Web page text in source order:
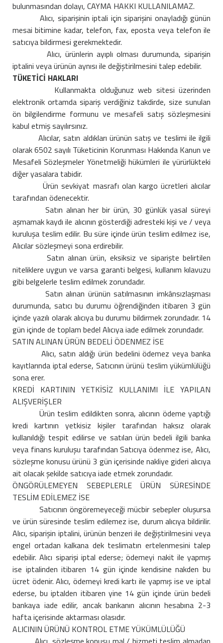
bulunmasından dolayı, CAYMA HAKKI KULLANILAMAZ.
Alıcı, siparişinin iptali için siparişini onayladığı günün
mesai bitimine kadar, telefon, fax, eposta veya telefon ile
satıcıya bildirmesi gerekmektedir.
Alıcı, ürünlerin ayıplı olması durumunda, siparişin
iptalini veya ürünün aynısı ile değiştirilmesini talep edebilir.
TÜKETİCİ HAKLARI
Kullanmakta olduğunuz web sitesi üzerinden
elektronik ortamda sipariş verdiğiniz takdirde, size sunulan
ön bilgilendirme formunu ve mesafeli satış sözleşmesini
kabul etmiş sayılırsınız.
Alıcılar, satın aldıkları ürünün satış ve teslimi ile ilgili
olarak 6502 sayılı Tüketicinin Korunması Hakkında Kanun ve
Mesafeli Sözleşmeler Yönetmeliği hükümleri ile yürürlükteki
diğer yasalara tabidir.
Ürün sevkiyat masrafı olan kargo ücretleri alıcılar
tarafından ödenecektir.
Satın alınan her bir ürün, 30 günlük yasal süreyi
aşmamak kaydı ile alıcının gösterdiği adresteki kişi ve / veya
kuruluşa teslim edilir. Bu süre içinde ürün teslim edilmez ise,
Alıcılar sözleşmeyi sona erdirebilir.
Satın alınan ürün, eksiksiz ve siparişte belirtilen
niteliklere uygun ve varsa garanti belgesi, kullanım kılavuzu
gibi belgelerle teslim edilmek zorundadır.
Satın alınan ürünün satılmasının imkânsızlaşması
durumunda, satıcı bu durumu öğrendiğinden itibaren 3 gün
içinde yazılı olarak alıcıya bu durumu bildirmek zorundadır. 14
gün içinde de toplam bedel Alıcıya iade edilmek zorundadır.
SATIN ALINAN ÜRÜN BEDELİ ÖDENMEZ İSE
Alıcı, satın aldığı ürün bedelini ödemez veya banka
kayıtlarında iptal ederse, Satıcının ürünü teslim yükümlülüğü
sona erer.
KREDİ KARTININ YETKİSİZ KULLANIMI İLE YAPILAN
ALIŞVERİŞLER
Ürün teslim edildikten sonra, alıcının ödeme yaptığı
kredi kartının yetkisiz kişiler tarafından haksız olarak
kullanıldığı tespit edilirse ve satılan ürün bedeli ilgili banka
veya finans kuruluşu tarafından Satıcıya ödenmez ise, Alıcı,
sözleşme konusu ürünü 3 gün içerisinde nakliye gideri alıcıya
ait olacak şekilde satıcıya iade etmek zorundadır.
ÖNGÖRÜLEMEYEN SEBEPLERLE ÜRÜN SÜRESİNDE
TESLİM EDİLEMEZ İSE
Satıcının öngöremeyeceği mücbir sebepler oluşursa
ve ürün süresinde teslim edilemez ise, durum alıcıya bildirilir.
Alıcı, siparişin iptalini, ürünün benzeri ile değiştirilmesini veya
engel ortadan kalkana dek teslimatın ertelenmesini talep
edebilir. Alıcı siparişi iptal ederse; ödemeyi nakit ile yapmış
ise iptalinden itibaren 14 gün içinde kendisine nakden bu
ücret ödenir. Alıcı, ödemeyi kredi kartı ile yapmış ise ve iptal
ederse, bu iptalden itibaren yine 14 gün içinde ürün bedeli
bankaya iade edilir, ancak bankanın alıcının hesabına 2-3
hafta içerisinde aktarması olasıdır.
ALICININ ÜRÜNÜ KONTROL ETME YÜKÜMLÜLÜĞÜ